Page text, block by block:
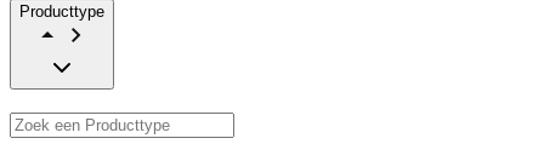
Producttype